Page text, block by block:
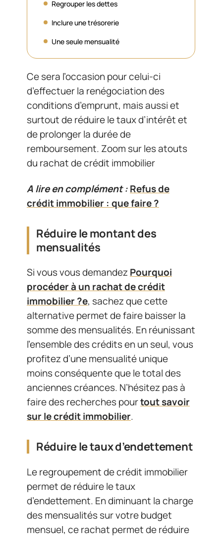
Regrouper les dettes
Inclure une trésorerie
Une seule mensualité
Ce sera l’occasion pour celui-ci
d’effectuer la renégociation des
conditions d’emprunt, mais aussi et
surtout de réduire le taux d’intérêt et
de prolonger la durée de
remboursement. Zoom sur les atouts
du rachat de crédit immobilier
A lire en complément :Refus de
crédit immobilier : que faire ?
Réduire le montant des
mensualités
Si vous vous demandez Pourquoi
procéder à un rachat de crédit
immobilier ?e, sachez que cette
alternative permet de faire baisser la
somme des mensualités. En réunissant
l’ensemble des crédits en un seul, vous
profitez d’une mensualité unique
moins conséquente que le total des
anciennes créances. N’hésitez pas à
faire des recherches pourtout savoir
sur le crédit immobilier.
Réduire le taux d’endettement
Le regroupement de crédit immobilier
permet de réduire le taux
d’endettement. En diminuant la charge
des mensualités sur votre budget
mensuel, ce rachat permet de réduire